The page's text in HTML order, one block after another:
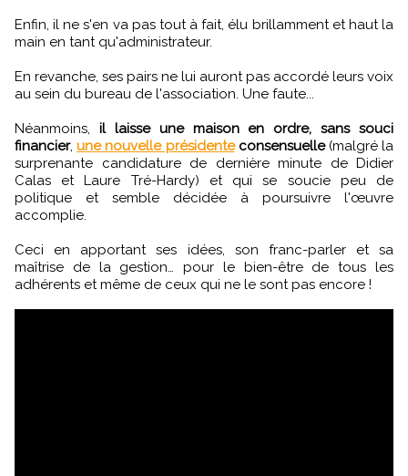
Enfin, il ne s'en va pas tout à fait, élu brillamment et haut la
main en tant qu'administrateur.
En revanche, ses pairs ne lui auront pas accordé leurs voix
au sein du bureau de l'association. Une faute...
Néanmoins, il laisse une maison en ordre, sans souci
financier,une nouvelle présidente consensuelle(malgré la
surprenante candidature de dernière minute de Didier
Calas et Laure Tré-Hardy) et qui se soucie peu de
politique et semble décidée à poursuivre l'œuvre
accomplie.
Ceci en apportant ses idées, son franc-parler et sa
maîtrise de la gestion… pour le bien-être de tous les
adhérents et même de ceux qui ne le sont pas encore !